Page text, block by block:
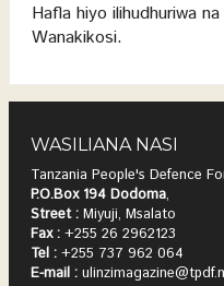
Hafla hiyo ilihudhuriwa
Wanakikosi.
WASILIANA NASI
Tanzania People's Defence
P.O.Box 194 Dodoma,
Street : Miyuji, Msalato
Fax : +255 26 2962123
Tel : +255 737 962 064
E-mail :